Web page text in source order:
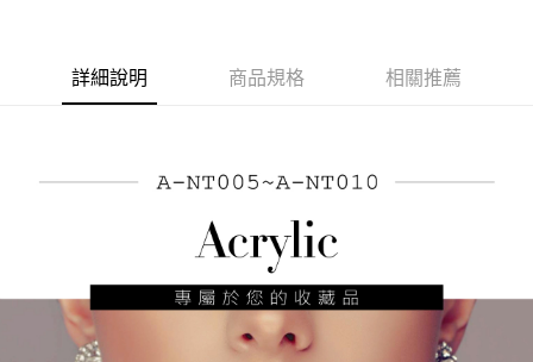
【關於「AFTEE先享後付」】
３．安心：先確認商品／服務後，再付款。
【「AFTEE先享後付」結帳流程】
１．於結帳方式選擇「AFTEE先享後付」後，將跳轉至「AFTEE先享後付」
結帳頁面，進行簡訊認證並確認金額後，即可完成結帳。
２．訂單成立數日內，您將收到繳費通知簡訊。
３．收到繳費通知簡訊後14天內，點擊此簡訊中的連結，可透過四大超商／
ATM／網路銀行／等多元方式進行付款，方視為交易完成。
※ 請注意：結帳手續完成當下不需立刻繳費，但若您需要取消訂單，請聯絡
ATM付款
每筆NT$60，滿NT$499(含以上)免運費
7-11付款取貨
每筆NT$60，滿NT$699(含以上)免運費
詳細說明 商品規格 相關推薦